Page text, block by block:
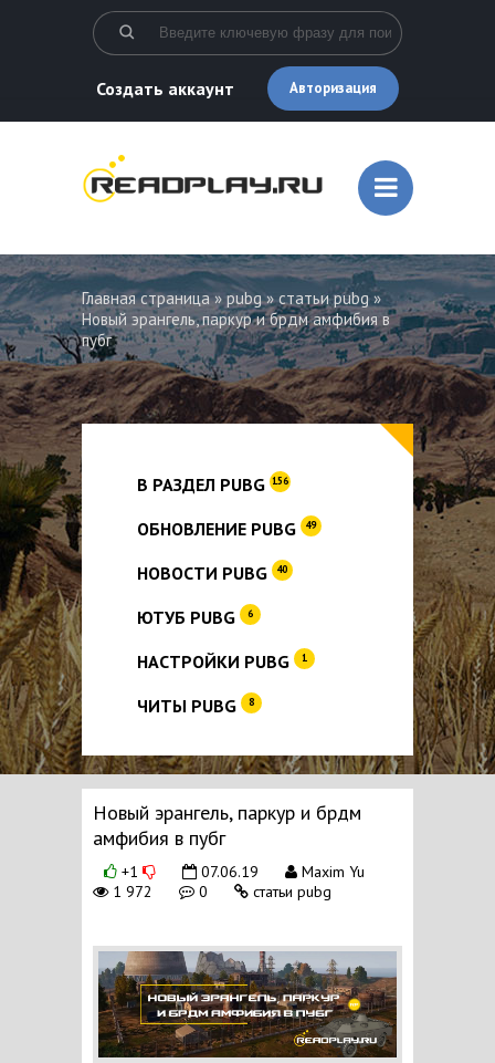
Создать аккаунт Авторизация
Главная страница» pubg»статьи pubg»
Новый эрангель, паркур и брдм амфибия в
пубг
В РАЗДЕЛ PUBG 156
ОБНОВЛЕНИЕ PUBG 49
НОВОСТИ PUBG 40
ЮТУБ PUBG 6
НАСТРОЙКИ PUBG 1
ЧИТЫ PUBG 8
Новый эрангель, паркур и брдм
амфибия в пубг
+1 07.06.19
Maxim Yu
1 972
0 статьи pubg